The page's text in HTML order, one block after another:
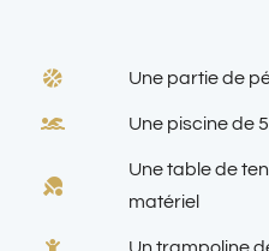
Une partie de
Une piscine de
Une table de
matériel